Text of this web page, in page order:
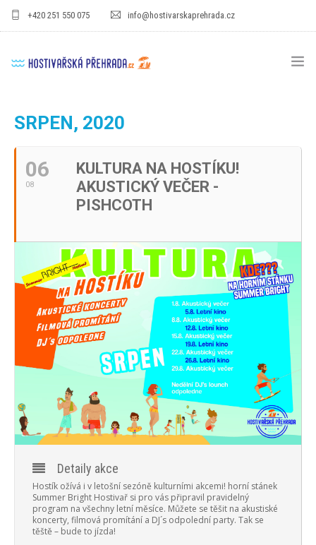
+420 251 550 075 info@hostivarskaprehrada.cz
SPORT
PRO FIRMY
PROGRAM
NOVINKY
WEBKAMERA
SRPEN, 2020
06
08
KULTURA NA HOSTÍKU!
AKUSTICKÝ VEČER -
PISHCOTH
Detaily akce
Hostík ožívá i v letošní sezóně kulturními akcemi! horní stánek
Summer Bright Hostivař si pro vás připravil pravidelný
program na všechny letní měsíce. Můžete se těšit na akustiské
koncerty, filmová promítání a DJ´s odpolední party. Tak se
těště – bude to jízda!